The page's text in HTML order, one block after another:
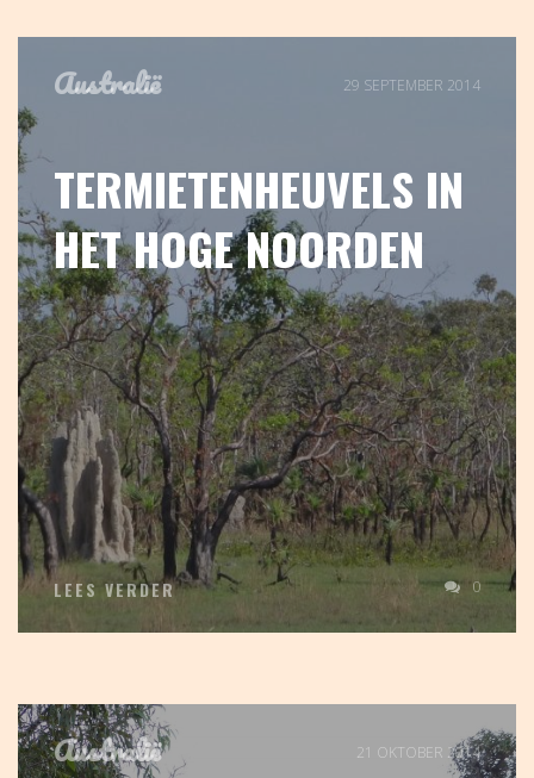
Australië 29 SEPTEMBER 2014
TERMIETENHEUVELS IN
HET HOGE NOORDEN
LEES VERDER 0
Australië 21 OKTOBER 2014